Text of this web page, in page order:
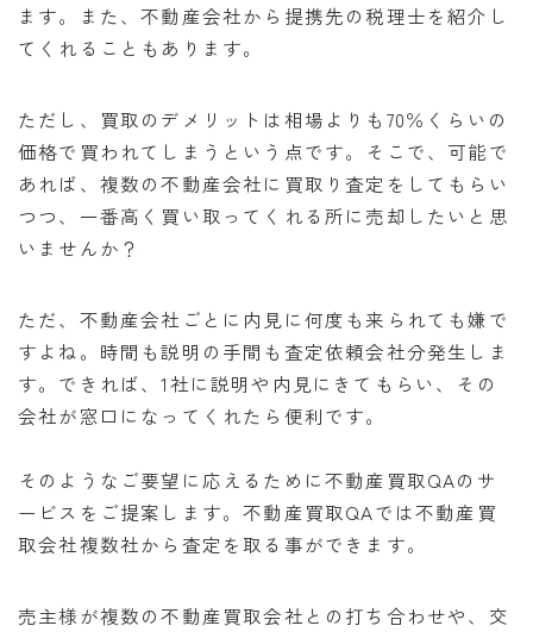
ます。また、不動産会社から提携先の税理士を紹介し
てくれることもあります。
ただし、買取のデメリットは相場よりも70％くらいの
価格で買われてしまうという点です。そこで、可能で
あれば、複数の不動産会社に買取り査定をしてもらい
つつ、一番高く買い取ってくれる所に売却したいと思
いませんか？
ただ、不動産会社ごとに内見に何度も来られても嫌で
すよね。時間も説明の手間も査定依頼会社分発生しま
す。できれば、1社に説明や内見にきてもらい、その
会社が窓口になってくれたら便利です。
そのようなご要望に応えるために不動産買取QAのサ
ービスをご提案します。不動産買取QAでは不動産買
取会社複数社から査定を取る事ができます。
売主様が複数の不動産買取会社との打ち合わせや、交